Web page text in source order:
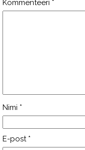
Kommenteeri *
Nimi *
E-post *